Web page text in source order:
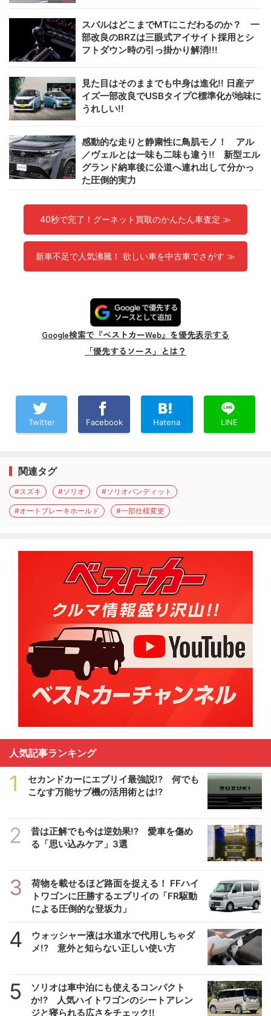
スバルはどこまでMTにこだわるのか？ 一
部改良のBRZは三眼式アイサイト採用とシ
フトダウン時の引っ掛かり解消!!!
見た目はそのままでも中身は進化!! 日産デ
イズ一部改良でUSBタイプC標準化が地味に
うれしい!!
感動的な走りと静粛性に鳥肌モノ！ アル
／ヴェルとは一味も二味も違う!! 新型エル
グランド納車後に公道へ連れ出して分かっ
た圧倒的実力
40秒で完了！グーネット買取のかんたん車査定 ≫
新車不足で人気沸騰！ 欲しい車を中古車でさがす ≫
Google検索で『ベストカーWeb』を優先表示する
「優先するソース」とは？
Twitter Facebook Hatena LINE
関連タグ
#スズキ #ソリオ #ソリオバンディット
#オートブレーキホールド #一部仕様変更
人気記事ランキング
1
セカンドカーにエブリイ最強説!? 何でも
こなす万能サブ機の活用術とは!?
2
昔は正解でも今は逆効果!? 愛車を傷め
る「思い込みケア」3選
3
荷物を載せるほど路面を捉える！ FFハイ
トワゴンに圧勝するエブリイの「FR駆動
による圧倒的な登坂力」
4
ウォッシャー液は水道水で代用しちゃダ
メ!? 意外と知らない正しい使い方
5
ソリオは車中泊にも使えるコンパクト
か!? 人気ハイトワゴンのシートアレン
ジと寝られる広さをチェック!!